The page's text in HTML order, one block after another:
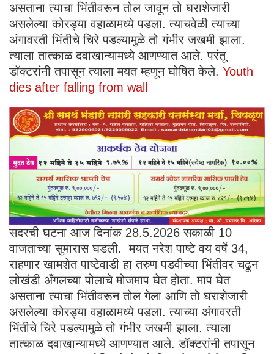
असताना त्याचा भिंतीवरून तोल जावून तो घराशेजारी
असलेल्या कोरड्या वहाळामध्ये पडला. त्याचवेळी त्याच्या
अंगावरती भिंतीचे चिरे पडल्यामुळे तो गंभीर जखमी झाला.
त्याला तात्काळ दवाखान्यामध्ये आणण्यात आले. परंतू
डॉक्टरांनी तपासून त्याला मयत म्हणून घोषित केले. Youth
dies after falling from wall
सदरची घटना आज दिनांक 28.5.2026 सकाळी 10
वाजताच्या सुमारास घडली. मयत नरेश पाष्टे वय वर्षे 34,
राहणार खामशेत पाष्टेवाडी हा तरुण पडवीच्या भिंतीवर चढून
लोखंडी अँगलच्या पोलाचे मोजमाप घेत होता. माप घेत
असताना त्याचा भिंतीवरून तोल गेला आणि तो घराशेजारी
असलेल्या कोरड्या वहाळामध्ये पडला. त्याच्या अंगावरती
भिंतीचे चिरे पडल्यामुळे तो गंभीर जखमी झाला. त्याला
तात्काळ दवाखान्यामध्ये आणण्यात आले. डॉक्टरांनी तपासून